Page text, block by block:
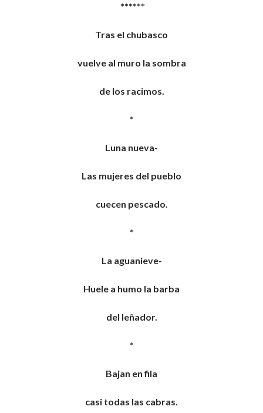
******
Tras el chubasco
vuelve al muro la sombra
de los racimos.
*
Luna nueva-
Las mujeres del pueblo
cuecen pescado.
*
La aguanieve-
Huele a humo la barba
del leñador.
*
Bajan en fila
casi todas las cabras.